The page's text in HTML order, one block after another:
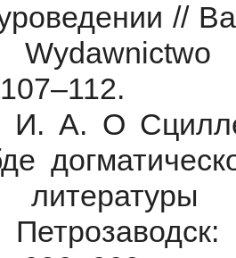
//
Wydawnictwo
И. А. О